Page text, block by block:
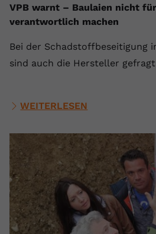
VPB warnt – Baulaien nicht
verantwortlich machen
Bei der Schadstoffbeseitigung
sind auch die Hersteller gefragt
WEITERLESEN
Videos verwendet.